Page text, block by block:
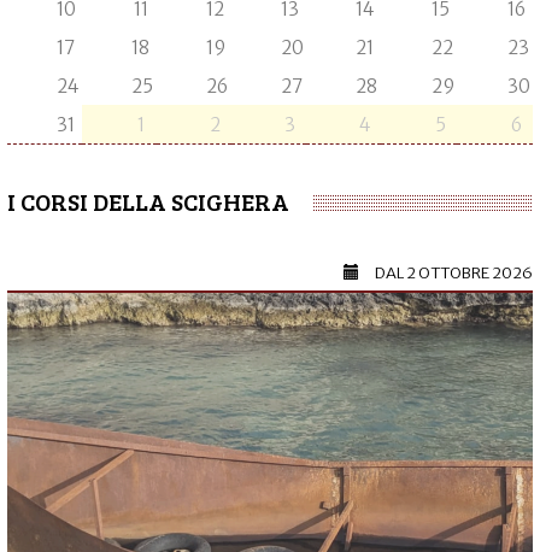
10
11 12 13 14 15
16
17
18 19 20 21 22
23
24
25 26 27 28 29
30
31
1 2 3 4 5 6
I CORSI DELLA SCIGHERA
DAL2 OTTOBRE 2026